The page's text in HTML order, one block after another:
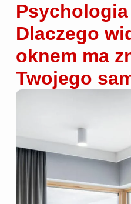
Dlaczego
oknem ma
Twojego